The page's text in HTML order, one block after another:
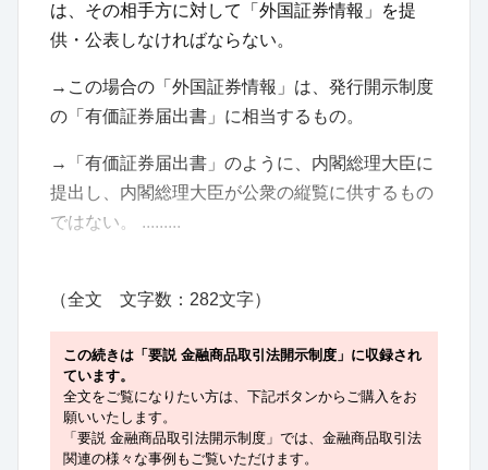
は、その相手方に対して「外国証券情報」を提
供・公表しなければならない。
→この場合の「外国証券情報」は、発行開示制度
の「有価証券届出書」に相当するもの。
→「有価証券届出書」のように、内閣総理大臣に
提出し、内閣総理大臣が公衆の縦覧に供するもの
ではない。 .........
（全文 文字数：282文字）
この続きは「要説 金融商品取引法開示制度」に収録され
ています。
全文をご覧になりたい方は、下記ボタンからご購入をお
願いいたします。
「要説 金融商品取引法開示制度」では、金融商品取引法
関連の様々な事例もご覧いただけます。